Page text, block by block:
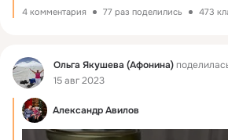
4 комментария 77 раз поделились 473
Фид Ольга Якушева (Афонина)
15 авг 2023
Александр Авилов